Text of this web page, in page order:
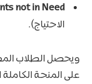
not in Need
الاحتياج).
ويحصل الطلاب
على المنحة